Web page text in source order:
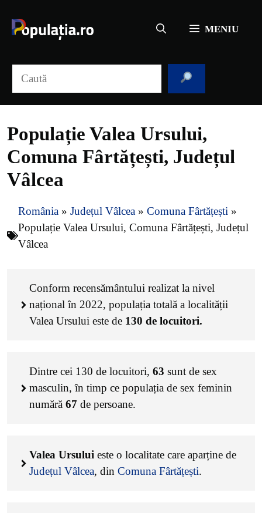
conținut
MENIU
Populație Valea Ursului,
Comuna Fârtățești, Județul
Vâlcea
România » Județul Vâlcea » Comuna Fârtățești »
Populație Valea Ursului, Comuna Fârtățești, Județul
Vâlcea
Conform recensământului realizat la nivel
național în 2022, populația totală a localității
Valea Ursului este de 130 de locuitori.
Dintre cei 130 de locuitori, 63 sunt de sex
masculin, în timp ce populația de sex feminin
numără 67 de persoane.
Valea Ursului este o localitate care aparține de
Județul Vâlcea, din Comuna Fârtățești.